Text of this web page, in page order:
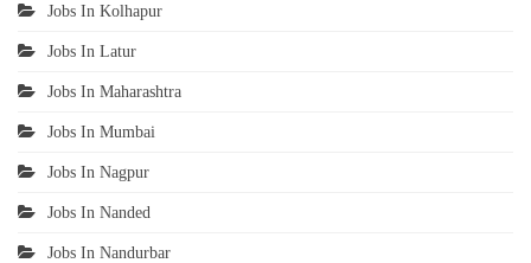
Jobs In Kolhapur
Jobs In Latur
Jobs In Maharashtra
Jobs In Mumbai
Jobs In Nagpur
Jobs In Nanded
Jobs In Nandurbar